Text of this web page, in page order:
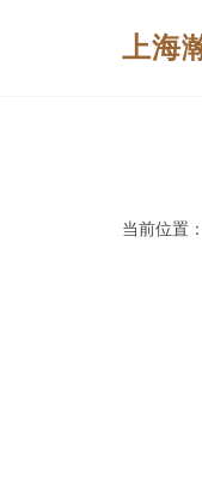
上海
当前位置：